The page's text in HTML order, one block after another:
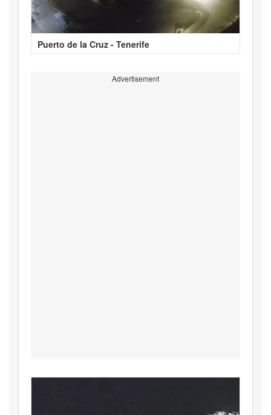
Puerto de la Cruz - Tenerife
Advertisement